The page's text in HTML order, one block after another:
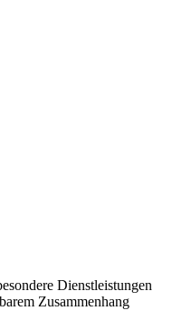
Dienstleistungen
Zusammenhang